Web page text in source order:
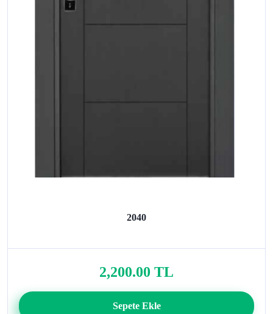
2040
2,200.00 TL
Sepete Ekle